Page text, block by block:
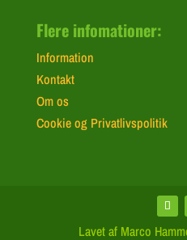
Flere infomationer:
Information
Kontakt
Om os
Cookie og Privatlivspolitik
Lavet af Marco